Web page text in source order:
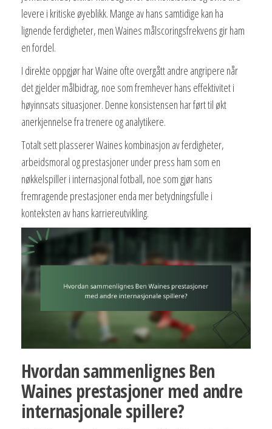
levere i kritiske øyeblikk. Mange av hans samtidige kan ha
lignende ferdigheter, men Waines målscoringsfrekvens gir ham
en fordel.
I direkte oppgjør har Waine ofte overgått andre angripere når
det gjelder målbidrag, noe som fremhever hans effektivitet i
høyinnsats situasjoner. Denne konsistensen har ført til økt
anerkjennelse fra trenere og analytikere.
Totalt sett plasserer Waines kombinasjon av ferdigheter,
arbeidsmoral og prestasjoner under press ham som en
nøkkelspiller i internasjonal fotball, noe som gjør hans
fremragende prestasjoner enda mer betydningsfulle i
konteksten av hans karriereutvikling.
Hvordan sammenlignes Ben
Waines prestasjoner med andre
internasjonale spillere?